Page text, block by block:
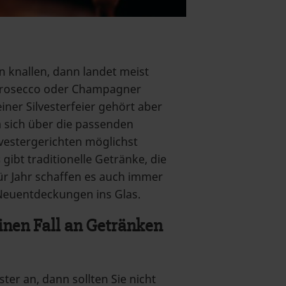
knallen, dann landet meist
oder Champagner
Silvesterfeier gehört aber
über die passenden
möglichst
traditionelle Getränke, die
Jahr schaffen es auch immer
ins Glas.
Fall an Getränken
an, dann sollten Sie nicht